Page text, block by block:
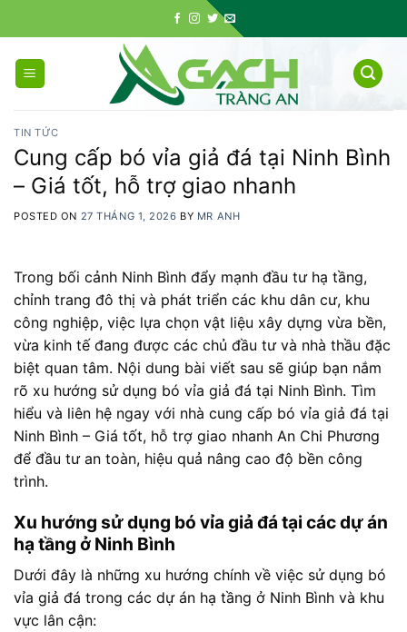
to
content
TIN TỨC
Cung cấp bó vỉa giả đá tại Ninh Bình
– Giá tốt, hỗ trợ giao nhanh
POSTED ON 27 THÁNG 1, 2026 BY MR ANH
Trong bối cảnh Ninh Bình đẩy mạnh đầu tư hạ tầng,
chỉnh trang đô thị và phát triển các khu dân cư, khu
công nghiệp, việc lựa chọn vật liệu xây dựng vừa bền,
vừa kinh tế đang được các chủ đầu tư và nhà thầu đặc
biệt quan tâm. Nội dung bài viết sau sẽ giúp bạn nắm
rõ xu hướng sử dụng bó vỉa giả đá tại Ninh Bình. Tìm
hiểu và liên hệ ngay với nhà cung cấp bó vỉa giả đá tại
Ninh Bình – Giá tốt, hỗ trợ giao nhanh An Chi Phương
để đầu tư an toàn, hiệu quả nâng cao độ bền công
trình.
Xu hướng sử dụng bó vỉa giả đá tại các dự án
hạ tầng ở Ninh Bình
Dưới đây là những xu hướng chính về việc sử dụng bó
vỉa giả đá trong các dự án hạ tầng ở Ninh Bình và khu
vực lân cận: